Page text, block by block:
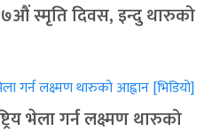
स्मृति दिवस, इन्दु थारुको
भेला गर्न लक्ष्मण थारुको